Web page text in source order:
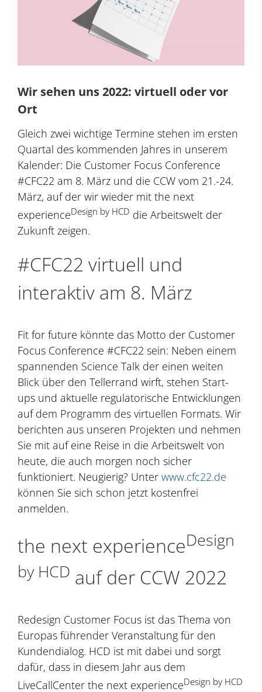
Wir sehen uns 2022: virtuell oder vor
Ort
Gleich zwei wichtige Termine stehen im ersten
Quartal des kommenden Jahres in unserem
Kalender: Die Customer Focus Conference
#CFC22 am 8. März und die CCW vom 21.-24.
März, auf der wir wieder mit the next
experienceDesign by HCD die Arbeitswelt der
Zukunft zeigen.
#CFC22 virtuell und
interaktiv am 8. März
Fit for future könnte das Motto der Customer
Focus Conference #CFC22 sein: Neben einem
spannenden Science Talk der einen weiten
Blick über den Tellerrand wirft, stehen Start-
ups und aktuelle regulatorische Entwicklungen
auf dem Programm des virtuellen Formats. Wir
berichten aus unseren Projekten und nehmen
Sie mit auf eine Reise in die Arbeitswelt von
heute, die auch morgen noch sicher
funktioniert. Neugierig? Unter www.cfc22.de
können Sie sich schon jetzt kostenfrei
anmelden.
the next experienceDesign
by HCD auf der CCW 2022
Redesign Customer Focus ist das Thema von
Europas führender Veranstaltung für den
Kundendialog. HCD ist mit dabei und sorgt
dafür, dass in diesem Jahr aus dem
LiveCallCenter the next experienceDesign by HCD